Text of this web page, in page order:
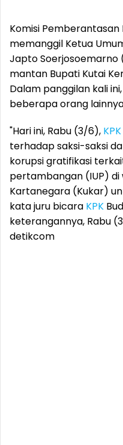
Komisi Pemberantasan
memanggil Ketua
Japto Soerjosoemarno
mantan Bupati Kutai
Dalam panggilan kali
beberapa orang
"Hari ini, Rabu (3/6), KPK
terhadap saksi-saksi
korupsi gratifikasi
pertambangan (IUP) di
Kartanegara (Kukar)
kata juru bicara KPK
keterangannya, Rabu
detikcom